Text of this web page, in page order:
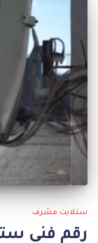
ستلايت مشرف